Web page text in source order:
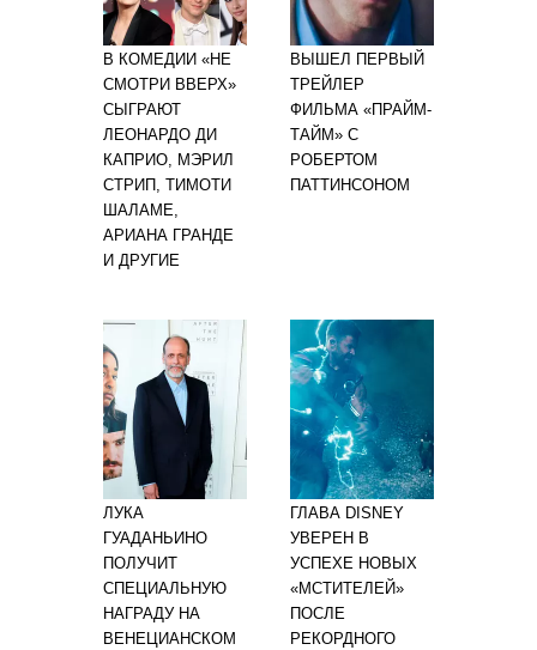
В КОМЕДИИ «НЕ
СМОТРИ ВВЕРХ»
СЫГРАЮТ
ЛЕОНАРДО ДИ
КАПРИО, МЭРИЛ
СТРИП, ТИМОТИ
ШАЛАМЕ,
АРИАНА ГРАНДЕ
И ДРУГИЕ
ВЫШЕЛ ПЕРВЫЙ
ТРЕЙЛЕР
ФИЛЬМА «ПРАЙМ-
ТАЙМ» С
РОБЕРТОМ
ПАТТИНСОНОМ
ЛУКА
ГУАДАНЬИНО
ПОЛУЧИТ
СПЕЦИАЛЬНУЮ
НАГРАДУ НА
ВЕНЕЦИАНСКОМ
ГЛАВА DISNEY
УВЕРЕН В
УСПЕХЕ НОВЫХ
«МСТИТЕЛЕЙ»
ПОСЛЕ
РЕКОРДНОГО